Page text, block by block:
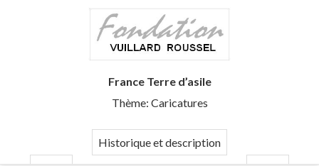
France Terre d’asile
Thème: Caricatures
Historique et description